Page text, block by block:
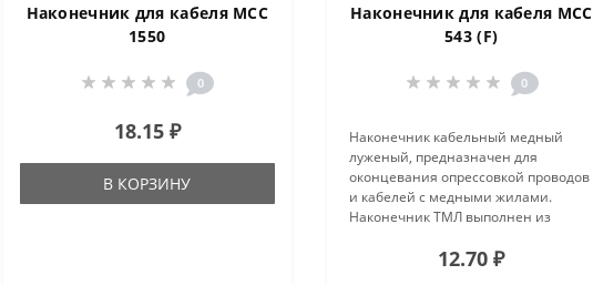
Наконечник для кабеля MCC
1550
0
18.15 ₽
В КОРЗИНУ
Наконечник для кабеля MCC
543 (F)
0
Наконечник кабельный медный
луженый, предназначен для
оконцевания опрессовкой проводов
и кабелей с медными жилами.
Наконечник ТМЛ выполнен из
легирующими добавками висмута,
12.70 ₽